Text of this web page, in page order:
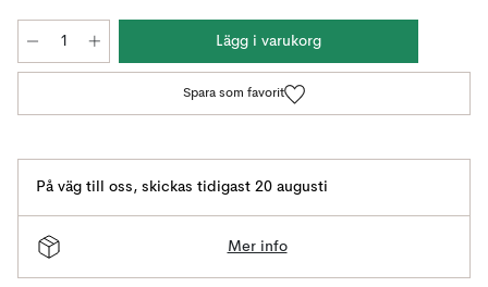
Lägg i varukorg
Spara som favorit
På väg till oss, skickas tidigast 20 augusti
Mer info